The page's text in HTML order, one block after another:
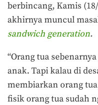
berbincang, Kamis
akhirnya muncul
sandwich generation.
“Orang tua
anak. Tapi kalau di
membiarkan orang
fisik orang tua sudah